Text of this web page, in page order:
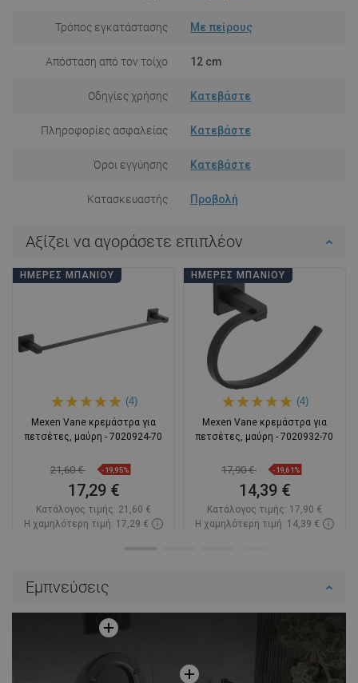
Τρόπος εγκατάστασης Με πείρους
Απόσταση από τον τοίχο 12 cm
Οδηγίες χρήσης Κατεβάστε
Πληροφορίες ασφαλείας Κατεβάστε
Όροι εγγύησης Κατεβάστε
Κατασκευαστής Προβολή
Αξίζει να αγοράσετε επιπλέον
ΗΜΈΡΕΣ ΜΠΆΝΙΟΥ
(4)
Mexen Vane κρεμάστρα για
πετσέτες, μαύρη - 7020924-70
21,60 € -19,95%
17,29 €
Κατάλογος τιμής: 21,60 €
Η χαμηλότερη τιμή: 17,29 €
ΗΜΈΡΕΣ ΜΠΆΝΙΟΥ
(4)
Mexen Vane κρεμάστρα για
πετσέτες, μαύρη - 7020932-70
17,90 € -19,61%
14,39 €
Κατάλογος τιμής: 17,90 €
Η χαμηλότερη τιμή: 14,39 €
Εμπνεύσεις